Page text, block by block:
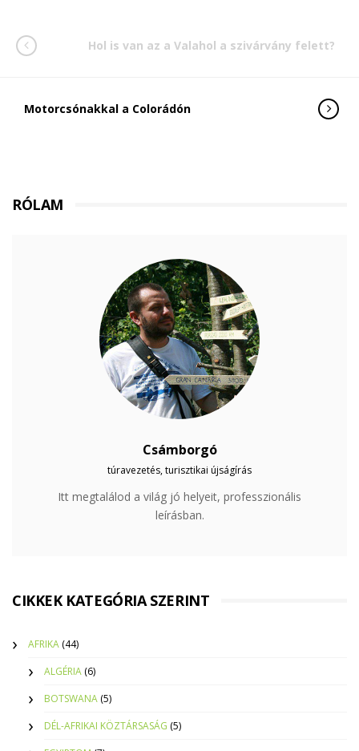
Hol is van az a Valahol a szivárvány felett?
Motorcsónakkal a Colorádón
RÓLAM
Csámborgó
túravezetés, turisztikai újságírás
Itt megtalálod a világ jó helyeit, professzionális
leírásban.
CIKKEK KATEGÓRIA SZERINT
AFRIKA (44)
ALGÉRIA (6)
BOTSWANA (5)
DÉL-AFRIKAI KÖZTÁRSASÁG (5)